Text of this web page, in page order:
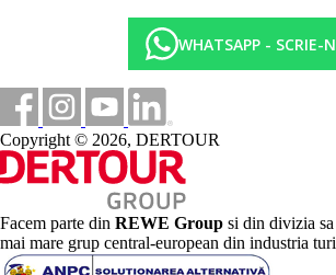
Categoria oficiala
Incepand cu 2025, in Grecia exista
climatica in functie de categoria de hotel.
tariful ofertei si va fi achitata de catre
Noile taxe de statiune in Grecia sunt
10.00 €. Tarifele afisate sunt pe camera/
Distanţe
102 km
WHATSAPP - SCRIE-
Copyright © 2026, DERTOUR
Facem parte din REWE Group si din divizia sa
mai mare grup central-european din industria